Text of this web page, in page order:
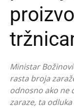
Ministar
rasta broja
odnosno ako ne
zaraze, ta